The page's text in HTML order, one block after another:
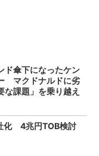
ド傘下になったケン
マクドナルドに劣
な課題」を乗り越え
化 4兆円TOB検討